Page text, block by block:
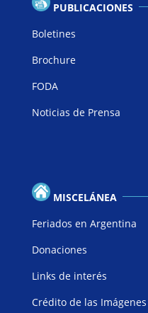
PUBLICACIONES
Boletines
Brochure
FODA
Noticias de Prensa
MISCELÁNEA
Feriados en Argentina
Donaciones
Links de interés
Crédito de las Imágenes